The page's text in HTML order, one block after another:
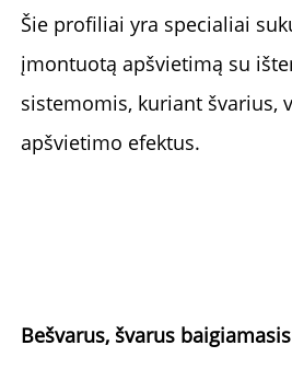
Šie profiliai yra specialiai
įmontuotą apšvietimą su
sistemomis, kuriant švarius,
apšvietimo efektus.
Bešvarus, švarus